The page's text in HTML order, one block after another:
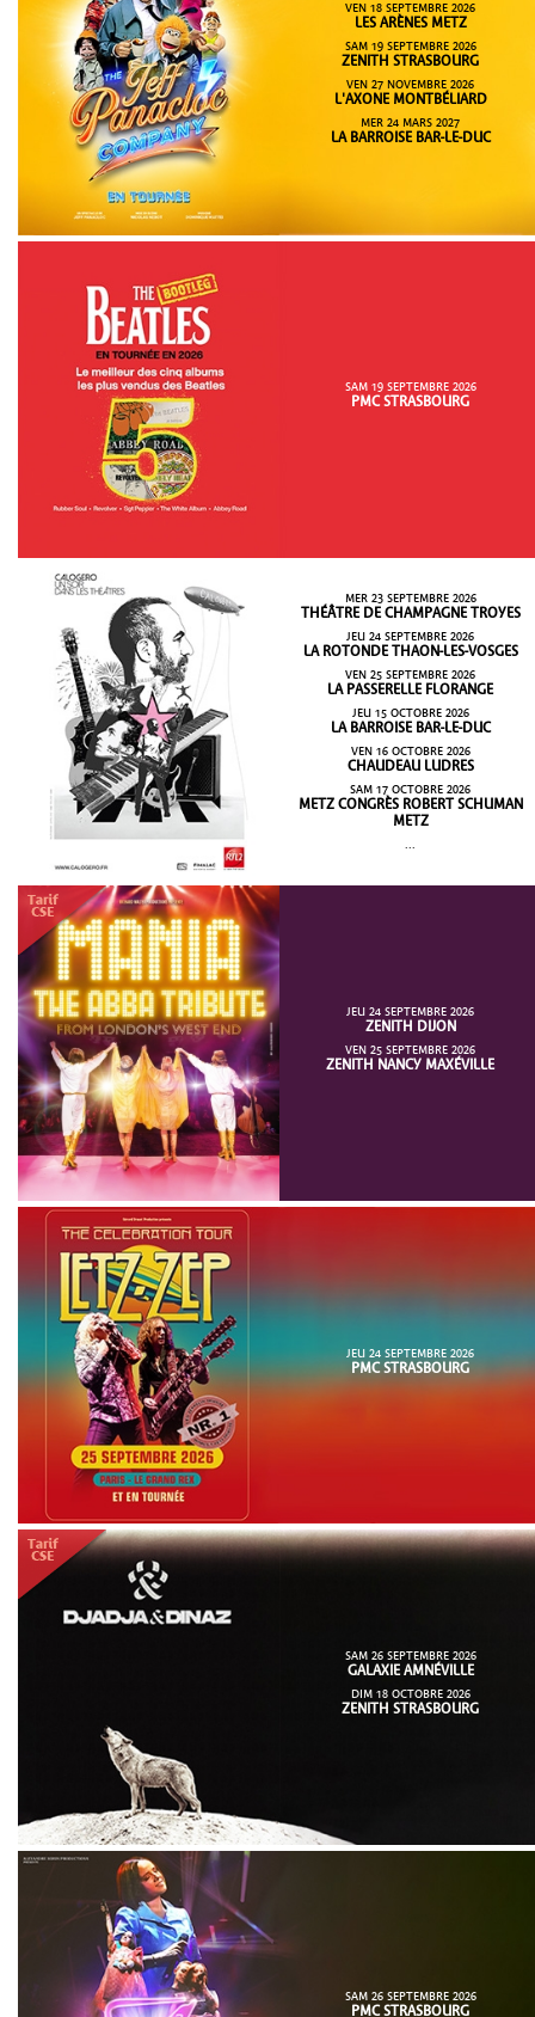
VEN 18 SEPTEMBRE 2026
LES ARÈNES METZ
SAM 19 SEPTEMBRE 2026
ZENITH STRASBOURG
VEN 27 NOVEMBRE 2026
L'AXONE MONTBÉLIARD
MER 24 MARS 2027
LA BARROISE BAR-LE-DUC
SAM 19 SEPTEMBRE 2026
PMC STRASBOURG
MER 23 SEPTEMBRE 2026
THÉÂTRE DE CHAMPAGNE TROYES
JEU 24 SEPTEMBRE 2026
LA ROTONDE THAON-LES-VOSGES
VEN 25 SEPTEMBRE 2026
LA PASSERELLE FLORANGE
JEU 15 OCTOBRE 2026
LA BARROISE BAR-LE-DUC
VEN 16 OCTOBRE 2026
CHAUDEAU LUDRES
SAM 17 OCTOBRE 2026
METZ CONGRÈS ROBERT SCHUMAN
METZ
JEU 24 SEPTEMBRE 2026
ZENITH DIJON
VEN 25 SEPTEMBRE 2026
ZENITH NANCY MAXÉVILLE
JEU 24 SEPTEMBRE 2026
PMC STRASBOURG
SAM 26 SEPTEMBRE 2026
GALAXIE AMNÉVILLE
DIM 18 OCTOBRE 2026
ZENITH STRASBOURG
SAM 26 SEPTEMBRE 2026
PMC STRASBOURG